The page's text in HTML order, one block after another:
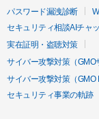
パスワード漏洩診断
セキュリティ相談AIチャ
実在証明・盗聴対策
サイバー攻撃対策（GMO
サイバー攻撃対策（GMO
セキュリティ事業の軌跡